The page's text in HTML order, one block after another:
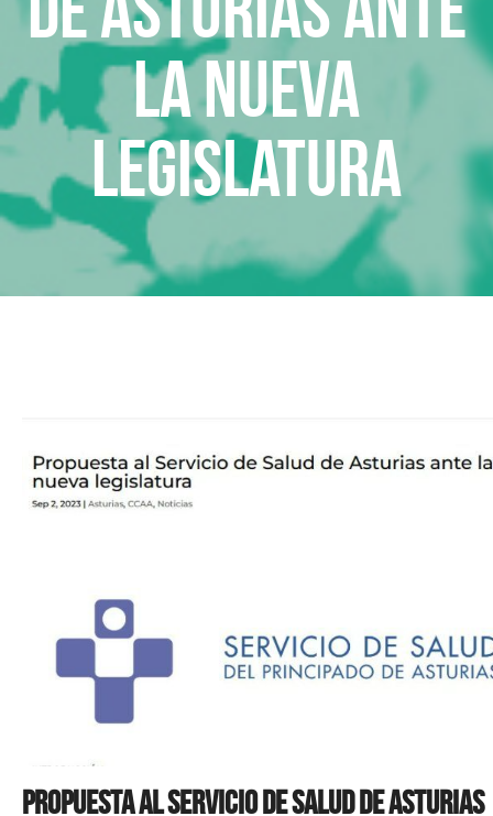
la nueva
legislatura
Propuesta al Servicio de Salud de Asturias